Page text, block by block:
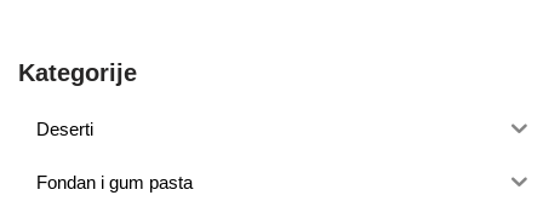
Kategorije
Deserti
Fondan i gum pasta